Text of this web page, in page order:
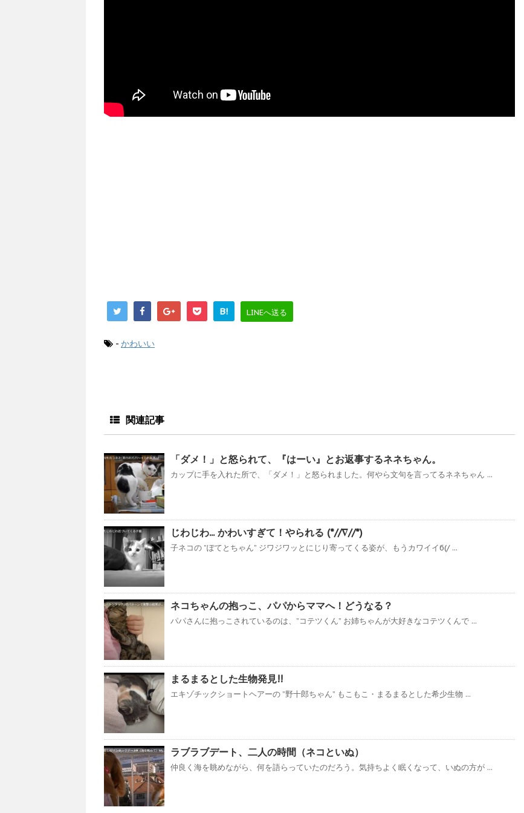
B! LINEへ送る
- かわいい
関連記事
「ダメ！」と怒られて、『はーい』とお返事するネネちゃん。
カップに手を入れた所で、「ダメ！」と怒られました。何やら文句を言ってるネネちゃん ...
じわじわ... かわいすぎて！やられる (*//∇//*)
子ネコの ”ぽてとちゃん” ジワジワッとにじり寄ってくる姿が、もうカワイイб(/ ...
ネコちゃんの抱っこ、パパからママへ！どうなる？
パパさんに抱っこされているのは、”コテツくん” お姉ちゃんが大好きなコテツくんで ...
まるまるとした生物発見!!
エキゾチックショートヘアーの ”野十郎ちゃん” もこもこ・まるまるとした希少生物 ...
ラブラブデート、二人の時間（ネコといぬ）
仲良く海を眺めながら、何を語らっていたのだろう。気持ちよく眠くなって、いぬの方が ...